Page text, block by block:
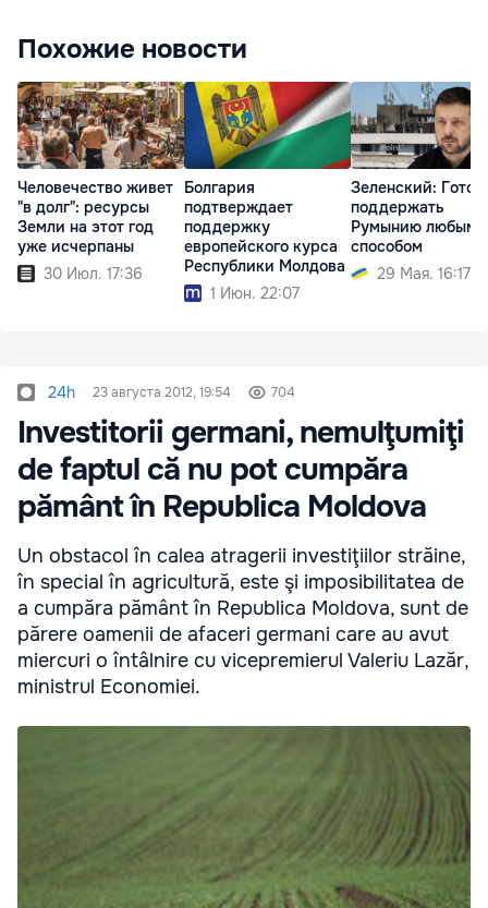
Похожие новости
Человечество живет
"в долг": ресурсы
Земли на этот год
уже исчерпаны
30 Июл. 17:36
Болгария
подтверждает
поддержку
европейского курса
Республики Молдова
1 Июн. 22:07
Зеленский:
поддержать
Румынию любым
способом
29 Мая. 16:17
24h 23 августа 2012, 19:54 704
Investitorii germani, nemulţumiţi
de faptul că nu pot cumpăra
pământ în Republica Moldova
Un obstacol în calea atragerii investiţiilor străine,
în special în agricultură, este şi imposibilitatea de
a cumpăra pământ în Republica Moldova, sunt de
părere oamenii de afaceri germani care au avut
miercuri o întâlnire cu vicepremierul Valeriu Lazăr,
ministrul Economiei.